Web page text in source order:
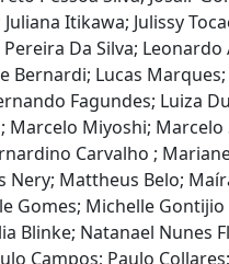
Itikawa; Julissy
Da Silva;
Bernardi; Lucas
Fagundes; Luiza
Miyoshi;
Carvalho ;
Mattheus Belo;
Gomes; Michelle
Natanael Nunes
Campos; Paulo